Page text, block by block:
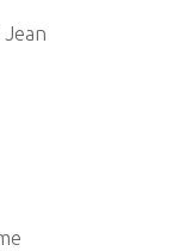
Jean